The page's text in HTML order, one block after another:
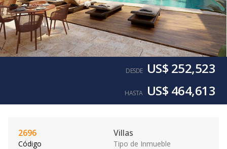
DESDE US$ 252,523
HASTA US$ 464,613
2696
Código
Villas
Tipo de Inmueble